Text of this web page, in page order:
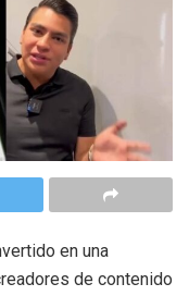
en una
de contenido